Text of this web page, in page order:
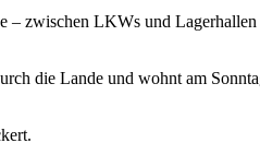
– zwischen LKWs und
die Lande und wohnt am